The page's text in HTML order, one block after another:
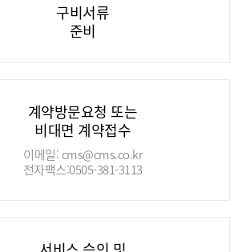
구비서류
준비
계약방문요청 또는
비대면 계약접수
이메일: cms@cms.co.kr
전자팩스:0505-381-3113